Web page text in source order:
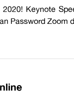
Keynote
Password Zoom